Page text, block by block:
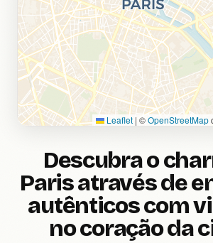
Descubra o
Paris através de
autênticos com
no coração da
Leaflet | ©OpenStreetMap